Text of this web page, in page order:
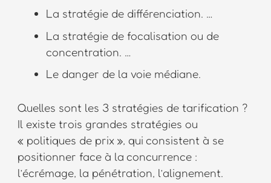
La stratégie de différenciation. …
La stratégie de focalisation ou de
concentration. …
Le danger de la voie médiane.
Quelles sont les 3 stratégies de tarification ?
Il existe trois grandes stratégies ou
« politiques de prix », qui consistent à se
positionner face à la concurrence :
l’écrémage, la pénétration, l’alignement.